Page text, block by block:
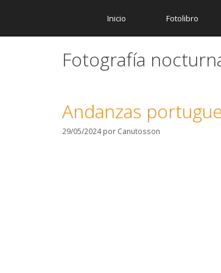
Inicio Fotolibro
Fotografía
Andanzas
29/05/2024 por Canutosson